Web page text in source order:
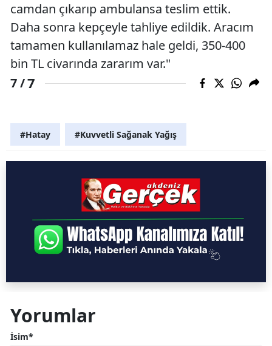
camdan çıkarıp ambulansa teslim ettik.
Daha sonra kepçeyle tahliye edildik. Aracım
tamamen kullanılamaz hale geldi, 350-400
bin TL civarında zararım var."
7 /7
#Hatay #Kuvvetli Sağanak Yağış
Yorumlar
İsim*